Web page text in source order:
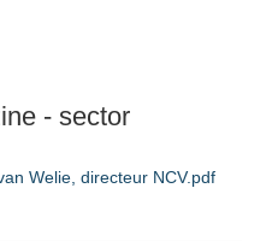
- sector
Welie, directeur NCV.pdf